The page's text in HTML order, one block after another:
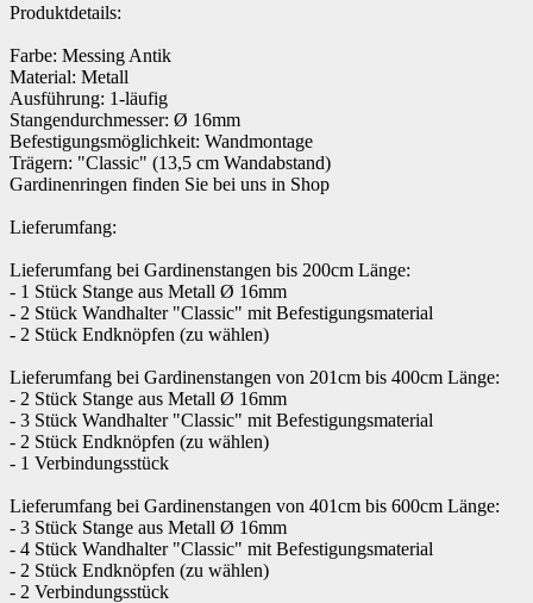
Produktdetails:
Farbe: Messing Antik
Material: Metall
Ausführung: 1-läufig
Stangendurchmesser: Ø 16mm
Befestigungsmöglichkeit: Wandmontage
Trägern: "Classic" (13,5 cm Wandabstand)
Gardinenringen finden Sie bei uns in Shop
Lieferumfang:
Lieferumfang bei Gardinenstangen bis 200cm Länge:
- 1 Stück Stange aus Metall Ø 16mm
- 2 Stück Wandhalter "Classic" mit Befestigungsmaterial
- 2 Stück Endknöpfen (zu wählen)
Lieferumfang bei Gardinenstangen von 201cm bis 400cm Länge:
- 2 Stück Stange aus Metall Ø 16mm
- 3 Stück Wandhalter "Classic" mit Befestigungsmaterial
- 2 Stück Endknöpfen (zu wählen)
- 1 Verbindungsstück
Lieferumfang bei Gardinenstangen von 401cm bis 600cm Länge:
- 3 Stück Stange aus Metall Ø 16mm
- 4 Stück Wandhalter "Classic" mit Befestigungsmaterial
- 2 Stück Endknöpfen (zu wählen)
- 2 Verbindungsstück